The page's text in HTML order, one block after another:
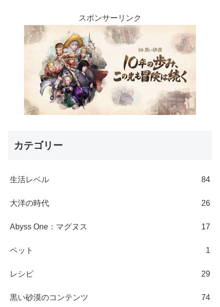
スポンサーリンク
カテゴリー
生活レベル 84
大洋の時代 26
Abyss One：マグヌス 17
ペット 1
レシピ 29
黒い砂漠のコンテンツ 74